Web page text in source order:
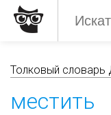
Толковый словарь
местить